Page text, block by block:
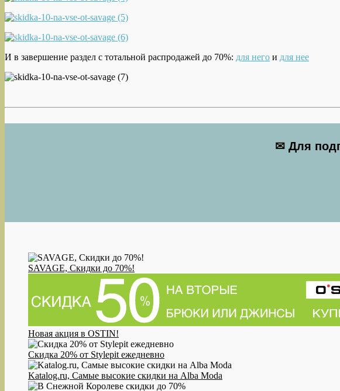
И в завершение раздел с тотальной распродажей до 70%: для него и для нее
✉ Для
SAVAGE, Скидки до 70%!
Новая акция в OSTIN!
Скидка 20% от Stylepit ежедневно
Katalog.ru, Самые высокие скидки на Alba Moda